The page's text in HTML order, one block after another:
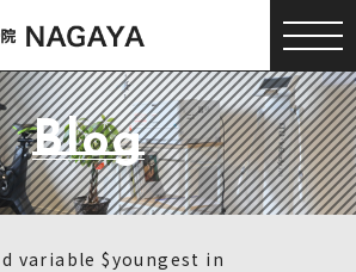
Blog
variable $youngest in